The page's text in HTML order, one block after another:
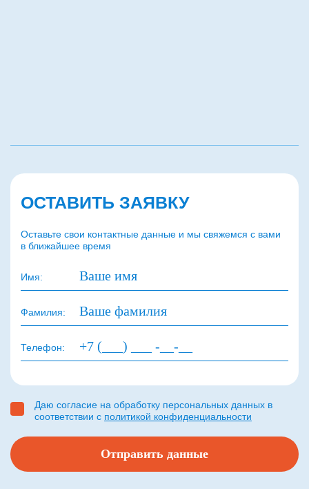
ОСТАВИТЬ ЗАЯВКУ
Оставьте свои контактные данные и мы свяжемся с вами
в ближайшее время
Имя:
Фамилия:
Телефон:
Даю согласие на обработку персональных данных в
соответствии с политикой конфиденциальности